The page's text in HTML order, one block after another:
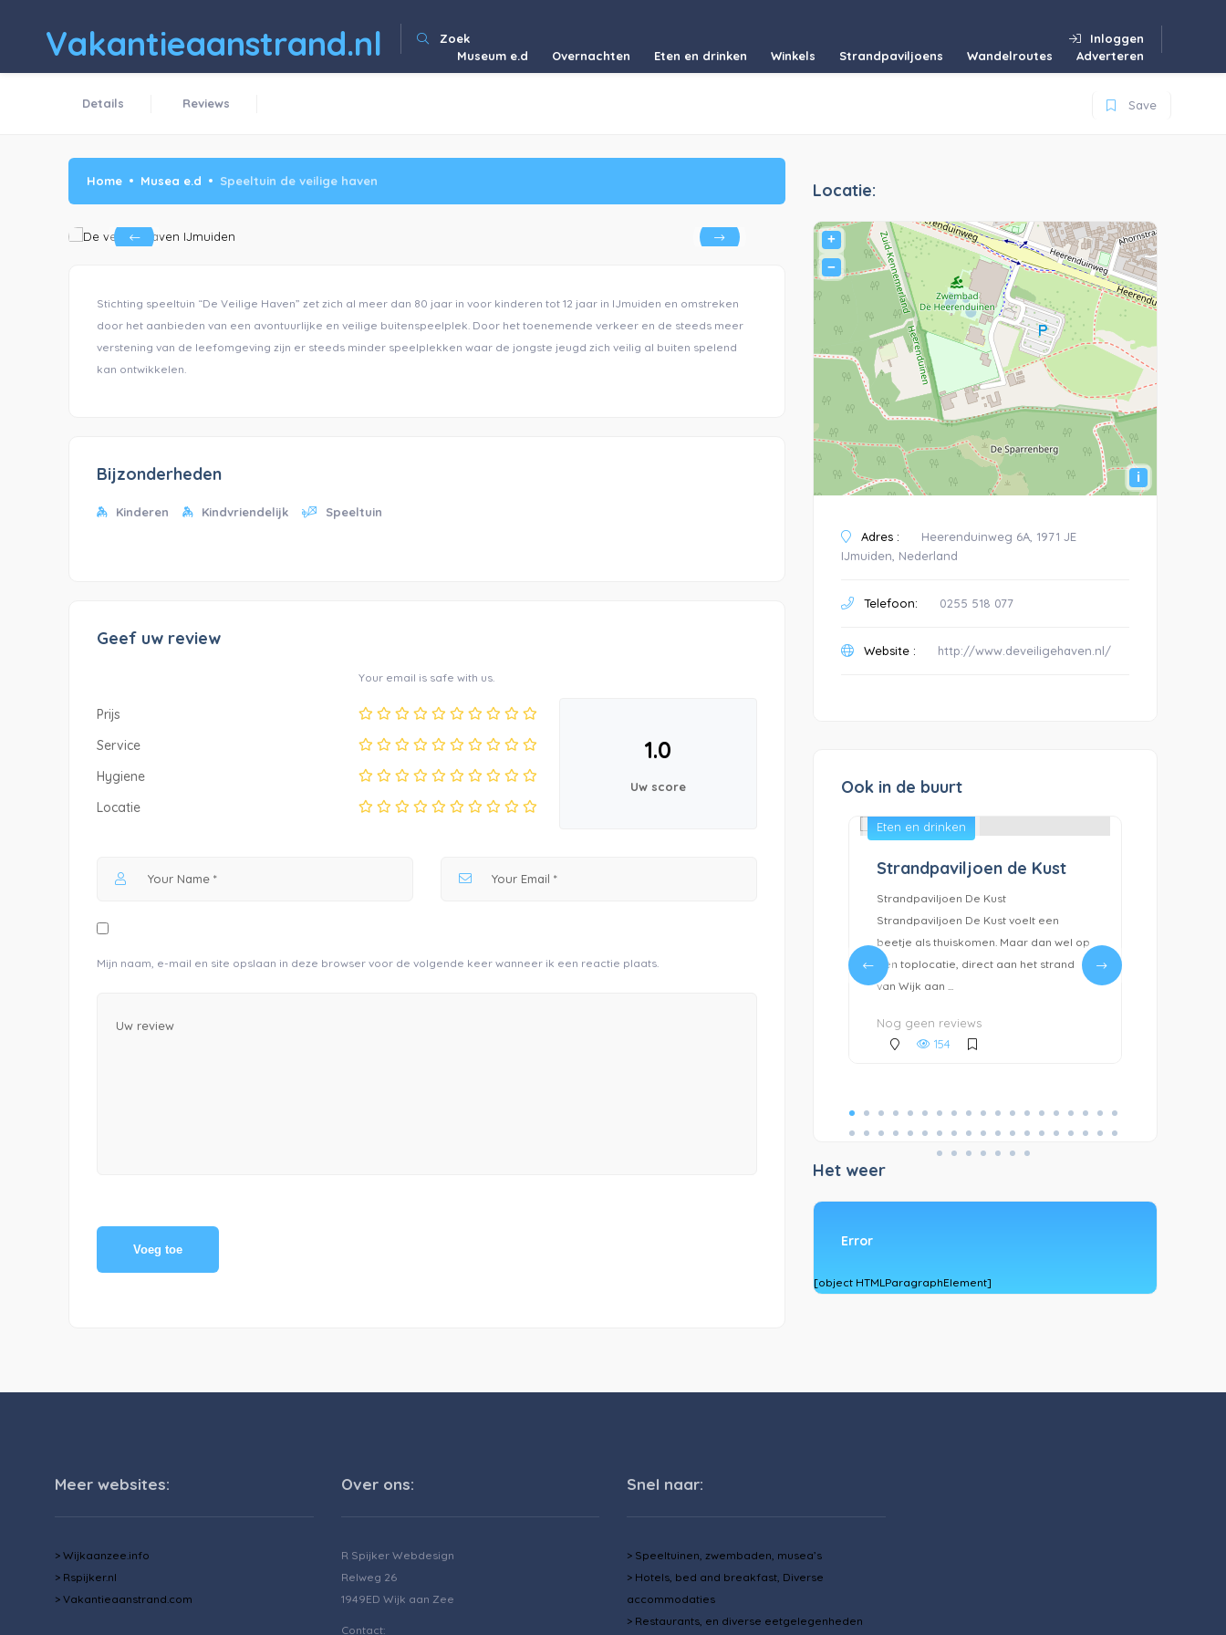
Vakantieaanstrand.nl Zoek
Inloggen
Museum e.d
Overnachten Eten en drinken Winkels Strandpaviljoens Wandelroutes Adverteren
Details Reviews Save
Home Musea e.d Speeltuin de veilige haven
Stichting speeltuin “De Veilige Haven” zet zich al meer dan 80 jaar in voor kinderen tot 12 jaar in IJmuiden en omstreken
door het aanbieden van een avontuurlijke en veilige buitenspeelplek. Door het toenemende verkeer en de steeds meer
verstening van de leefomgeving zijn er steeds minder speelplekken waar de jongste jeugd zich veilig al buiten spelend
kan ontwikkelen.
Bijzonderheden
Kinderen Kindvriendelijk Speeltuin
Geef uw review
Your email is safe with us.
Prijs
Service
Hygiene
Locatie
1.0
Uw score
Mijn naam, e-mail en site opslaan in deze browser voor de volgende keer wanneer ik een reactie plaats.
Voeg toe
Locatie:
+
−
i
Adres :
Heerenduinweg 6A, 1971 JE
IJmuiden, Nederland
Telefoon: 0255 518 077
Website : http://www.deveiligehaven.nl/
Ook in de buurt
Het Museum van Egmond
een prettige sfeer.Het Museum wordt
bewaard gebleven grote buitens in ...
Strandpaviljoen de Kust
Strandpaviljoen De Kust
Strandpaviljoen De Kust voelt een
beetje als thuiskomen. Maar dan wel op
een toplocatie, direct aan het strand
van Wijk aan ...
Eten en drinken
Nog geen reviews
154
Het weer
Error
[object HTMLParagraphElement]
Meer websites:
> Wijkaanzee.info
> Rspijker.nl
> Vakantieaanstrand.com
Over ons:
R Spijker Webdesign
Relweg 26
1949ED Wijk aan Zee
Contact:
Snel naar:
> Speeltuinen, zwembaden, musea’s
> Hotels, bed and breakfast, Diverse
accommodaties
> Restaurants, en diverse eetgelegenheden